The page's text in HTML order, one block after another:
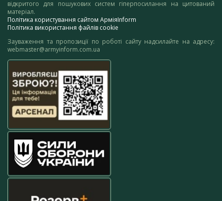
відкритого для пошукових систем гіперпосилання на цитований
матеріал.
Політика користування сайтом АрміяInform
Політика використання файлів cookie
Зауваження та пропозиції по роботі сайту надсилайте на адресу:
webmaster@armyinform.com.ua